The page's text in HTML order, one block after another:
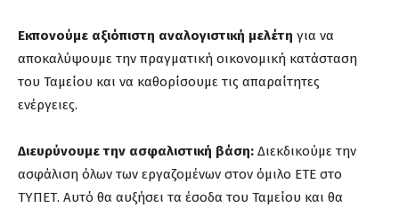
Εκπονούμε αξιόπιστη αναλογιστική μελέτη για να
αποκαλύψουμε την πραγματική οικονομική κατάσταση
του Ταμείου και να καθορίσουμε τις απαραίτητες
ενέργειες.
Διευρύνουμε την ασφαλιστική βάση: Διεκδικούμε την
ασφάλιση όλων των εργαζομένων στον όμιλο ΕΤΕ στο
ΤΥΠΕΤ. Αυτό θα αυξήσει τα έσοδα του Ταμείου και θα